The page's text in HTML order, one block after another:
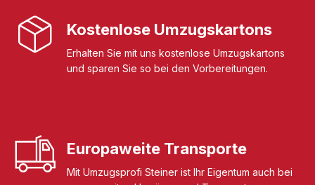
Kostenlose Umzugskartons
Erhalten Sie mit uns kostenlose Umzugskartons
und sparen Sie so bei den Vorbereitungen.
Europaweite Transporte
Mit Umzugsprofi Steiner ist Ihr Eigentum auch bei